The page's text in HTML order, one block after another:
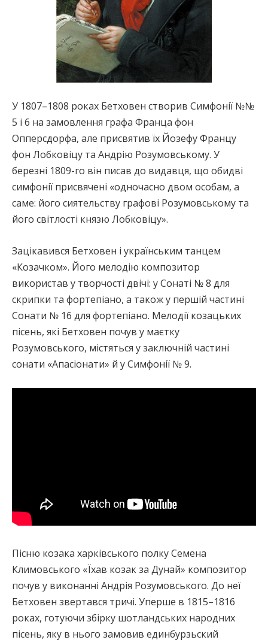
У 1807–1808 роках Бетховен створив Симфонії №№
5 і 6 на замовлення графа Франца фон
Опперсдорфа, але присвятив їх Йозефу Францу
фон Лобковіцу та Андрію Розумовському. У
березні 1809-го він писав до видавця, що обидві
симфонії присвячені «одночасно двом особам, а
саме: його сиятельству графові Розумовському та
його світлості князю Лобковіцу».
Зацікавився Бетховен і українським танцем
«Козачком». Його мелодію композитор
використав у творчості двічі: у Сонаті № 8 для
скрипки та фортепіано, а також у першій частині
Сонати № 16 для фортепіано. Мелодії козацьких
пісень, які Бетховен почув у маєтку
Розумовського, містяться у заключній частині
сонати «Апасіонати» й у Симфонії № 9.
Пісню козака харківського полку Семена
Климовського «Їхав козак за Дунай» композитор
почув у виконанні Андрія Розумовського. До неї
Бетховен звертався тричі. Уперше в 1815–1816
роках, готуючи збірку шотландських народних
пісень, яку в нього замовив единбурзьский